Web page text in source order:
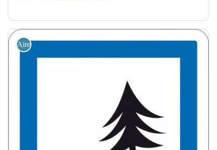
Aire de Pique Nique